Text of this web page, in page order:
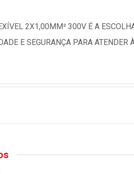
2X1,00MM² 300V É A
E SEGURANÇA PARA